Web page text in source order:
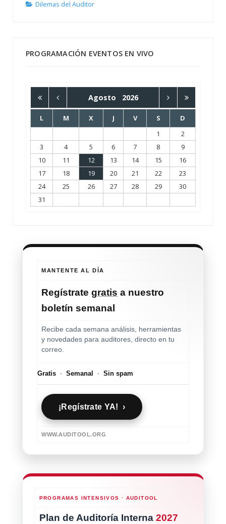
Dilemas del Auditor
PROGRAMACIÓN EVENTOS EN VIVO
Agosto 2026
L M X J V S
D
1
2
3
4 5 6 7 8
9
10
11 12 13 14 15
16
17
18 19 20 21 22
23
24
25 26 27 28 29
30
31
MANTENTE AL DÍA
Regístrate gratis a nuestro
boletín semanal
Recibe cada semana análisis, herramientas
y novedades para auditores, directo en tu
correo.
Gratis · Semanal · Sin spam
¡Regístrate YA! ›
WWW.AUDITOOL.ORG
PROGRAMAS INTENSIVOS · AUDITOOL
Plan de Auditoría Interna 2027